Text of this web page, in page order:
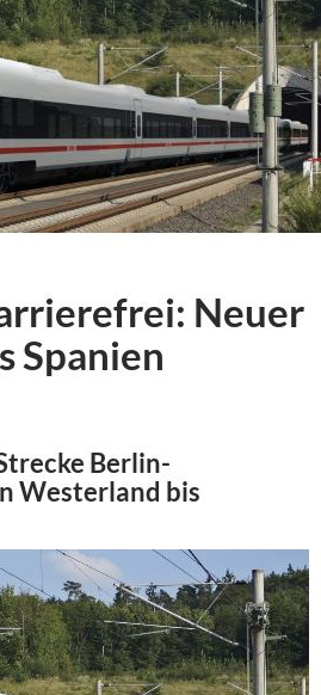
Neuer
Spanien
Berlin-
Westerland bis